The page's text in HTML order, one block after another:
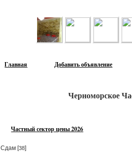
Главная Добавить объявление
Черноморское
Частный сектор цены 2026
Сдам [38]